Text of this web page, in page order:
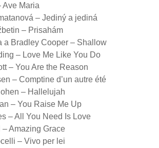
Ave Maria
– Jediný a jediná
– Prisahám
a Bradley Cooper – Shallow
– Love Me Like You Do
– You Are the Reason
– Comptine d’un autre été
– Hallelujah
– You Raise Me Up
– All You Need Is Love
– Amazing Grace
– Vivo per lei